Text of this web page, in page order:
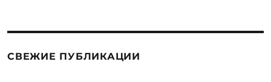
Найт-
СВЕЖИЕ ПУБЛИКАЦИИ